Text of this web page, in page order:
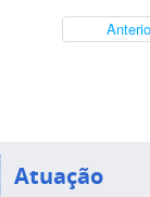
Atuação